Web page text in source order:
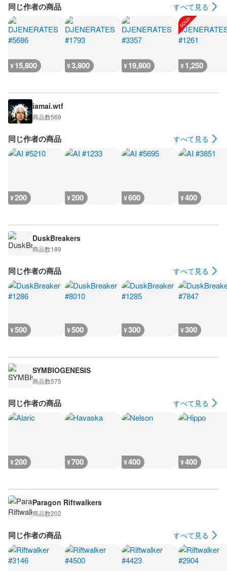
同じ作者の商品 すべて見る
¥15,800 ¥3,800 ¥19,800 ¥1,250
iamai.wtf
商品数569
同じ作者の商品 すべて見る
¥200 ¥200 ¥600 ¥400
DuskBreakers
商品数189
同じ作者の商品 すべて見る
¥500 ¥500 ¥300 ¥300
SYMBIOGENESIS
商品数575
同じ作者の商品 すべて見る
¥200 ¥700 ¥400 ¥400
Paragon Riftwalkers
商品数202
同じ作者の商品 すべて見る